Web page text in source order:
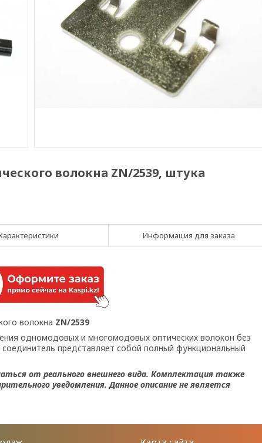
волокна ZN/2539, штука
Информация для заказа
волокна ZN/2539
одномодовых и многомодовых оптических волокон без
представляет собой полный функциональный
от реального внешнего вида. Комплектация также
уведомления. Данное описание не является